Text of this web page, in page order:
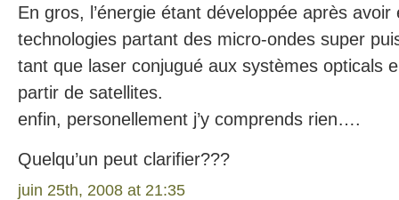
En gros, l’énergie étant développée après avoir
technologies partant des micro-ondes super
tant que laser conjugué aux systèmes opticals
partir de satellites.
enfin, personellement j’y comprends rien….
Quelqu’un peut clarifier???
juin 25th, 2008 at 21:35